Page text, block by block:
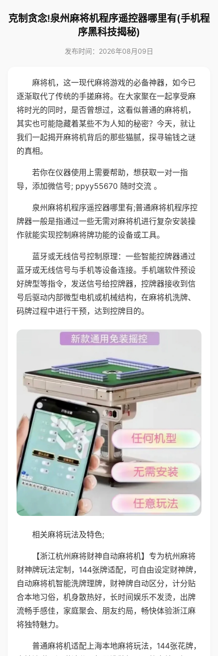
克制贪念!泉州麻将机程序遥控器哪里有(手机程
序黑科技揭秘)
发布时间：2026年08月09日
麻将机，这一现代麻将游戏的必备神器，如今已
逐渐取代了传统的手搓麻将。在大家聚在一起享受麻
将时光的同时，是否曾想过，这看似普通的麻将机，
其实也可能隐藏着某些不为人知的秘密？今天，就让
我们一起揭开麻将机背后的那些猫腻，探寻输钱之谜
的真相。
若你在仪器使用上需要帮助，想获取一对一指
导，添加微信号; ppyy55670 随时交流 。
泉州麻将机程序遥控器哪里有;普通麻将机程序控
牌器一般是指通过一些无需对麻将机进行复杂安装操
作就能实现控制麻将牌功能的设备或工具。
蓝牙或无线信号控制原理：一些智能控牌器通过
蓝牙或无线信号与手机等设备连接。手机端软件预设
好牌型等指令，发送信号给控牌器，控牌器接收到信
号后驱动内部微型电机或机械结构，在麻将机洗牌、
码牌过程中进行干预，达到控牌目的。
相关麻将玩法及特色;
【浙江杭州麻将财神自动麻将机】专为杭州麻将
财神牌玩法定制，144张牌适配，可自由设定财神牌，
自动麻将机智能洗牌理牌，财神牌自动区分，计分贴
合本地习俗，机身散热好，长时间娱乐不发烫，出牌
流畅手感佳，家庭聚会、朋友约局，畅快体验浙江麻
将独特魅力。
普通麻将机适配上海本地麻将玩法，144张花牌，